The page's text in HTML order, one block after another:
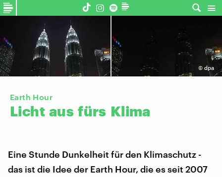
© dpa
Earth Hour
Licht aus fürs Klima
Eine Stunde Dunkelheit für den Klimaschutz -
das ist die Idee der Earth Hour, die es seit 2007